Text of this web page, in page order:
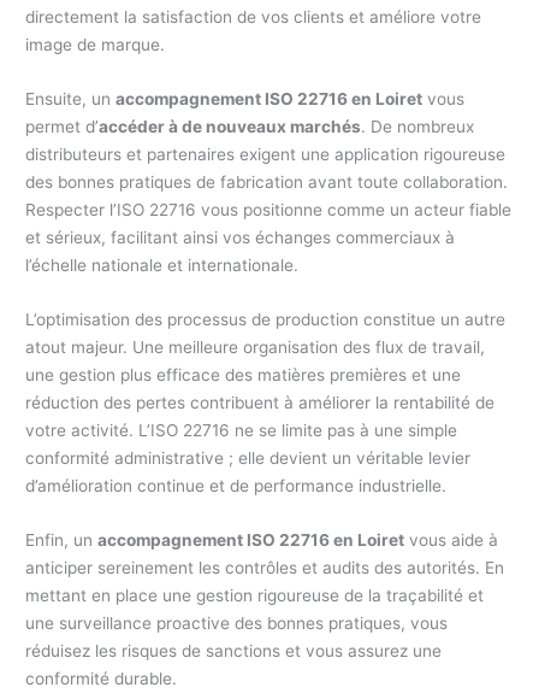
directement la satisfaction de vos clients et améliore votre
image de marque.
Ensuite, unaccompagnement ISO 22716 en Loiret vous
permet d’accéder à de nouveaux marchés. De nombreux
distributeurs et partenaires exigent une application rigoureuse
des bonnes pratiques de fabrication avant toute collaboration.
Respecter l’ISO 22716 vous positionne comme un acteur fiable
et sérieux, facilitant ainsi vos échanges commerciaux à
l’échelle nationale et internationale.
L’optimisation des processus de production constitue un autre
atout majeur. Une meilleure organisation des flux de travail,
une gestion plus efficace des matières premières et une
réduction des pertes contribuent à améliorer la rentabilité de
votre activité. L’ISO 22716 ne se limite pas à une simple
conformité administrative ; elle devient un véritable levier
d’amélioration continue et de performance industrielle.
Enfin, unaccompagnement ISO 22716 en Loiret vous aide à
anticiper sereinement les contrôles et audits des autorités. En
mettant en place une gestion rigoureuse de la traçabilité et
une surveillance proactive des bonnes pratiques, vous
réduisez les risques de sanctions et vous assurez une
conformité durable.